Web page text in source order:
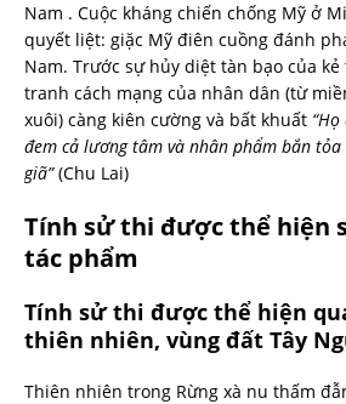
Nam . Cuộc kháng chiến chống Mỹ ở
quyết liệt: giặc Mỹ điên cuồng đánh
Nam. Trước sự hủy diệt tàn bạo của
tranh cách mạng của nhân dân (từ
xuôi) càng kiên cường và bất khuất
đem cả lương tâm và nhân phẩm bắn
giã”(Chu Lai)
Tính sử thi được thể hiện
tác phẩm
Tính sử thi được thể hiện
thiên nhiên, vùng đất Tây
Thiên nhiên trong Rừng xà nu thấm